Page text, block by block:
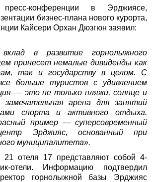
конференции в Эрджиясе,
бизнес-плана нового курорта,
Кайсери Орхан Дюзгюн заявил:
вклад в развитие горнолыжного
принесет немалые дивиденды как
так и государству в целом. С
больше туристов с удивлением
— это не только пляжи, солнце и
арена для занятий
спорта и активного отдыха.
пример — суперсовременный
Эрджияс, основанный при
муниципалитета».
21 отеля 17 представляют собой 4-
отели. Информацию подтвердил
горнолыжной базы Эрджияс